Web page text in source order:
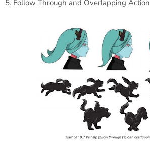
5. Follow Through and Overlapping Action